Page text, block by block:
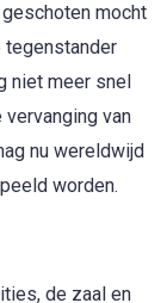
mocht
tegenstander
niet meer snel
van
nu wereldwijd
worden.
de zaal en